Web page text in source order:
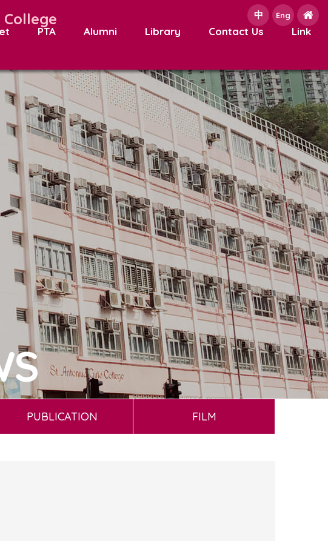
中 Eng
PTA Alumni Library Contact Us Link
PUBLICATION FILM